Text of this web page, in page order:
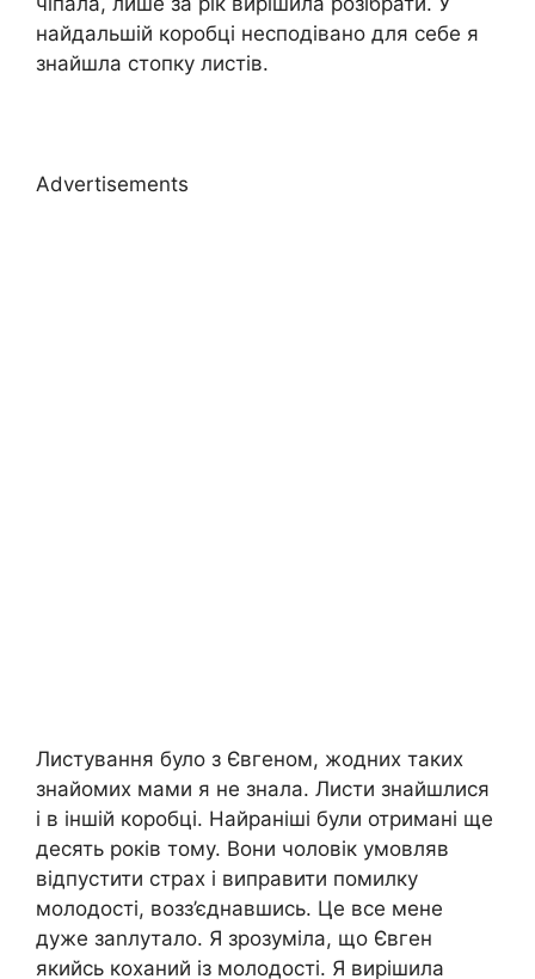
найдальшій коробці несподівано для себе я
знайшла стопку листів.
Advertisements
Листування було з Євгеном, жодних таких
знайомих мами я не знала. Листи знайшлися
і в іншій коробці. Найраніші були отримані ще
десять років тому. Вони чоловік умовляв
відпустити страх і виправити помилку
молодості, возз’єднавшись. Це все мене
дуже заnлутало. Я зрозуміла, що Євген
якийсь коханий із молодості. Я вирішила